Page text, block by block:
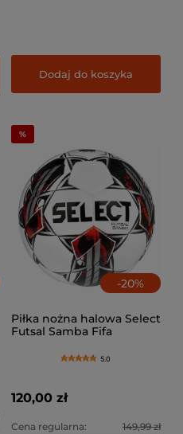
Dodaj do koszyka
-20%
Piłka nożna halowa Select
Futsal Samba Fifa
5.0
120,00 zł
Cena regularna: 149,99 zł